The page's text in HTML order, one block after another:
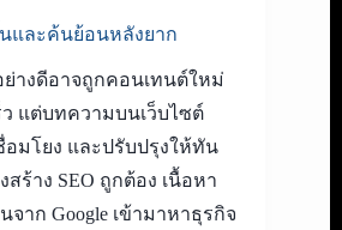
และค้นย้อนหลังยาก
างดีอาจถูกคอนเทนต์ใหม่
ว แต่บทความบนเว็บไซต์
อมโยง และปรับปรุงให้ทัน
สร้าง SEO ถูกต้อง เนื้อหา
าก Google เข้ามาหาธุรกิจ